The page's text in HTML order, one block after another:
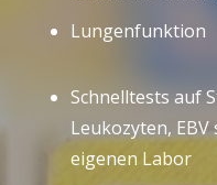
Lungenfunktion
Schnelltests auf
Leukozyten,
eigenen Labor